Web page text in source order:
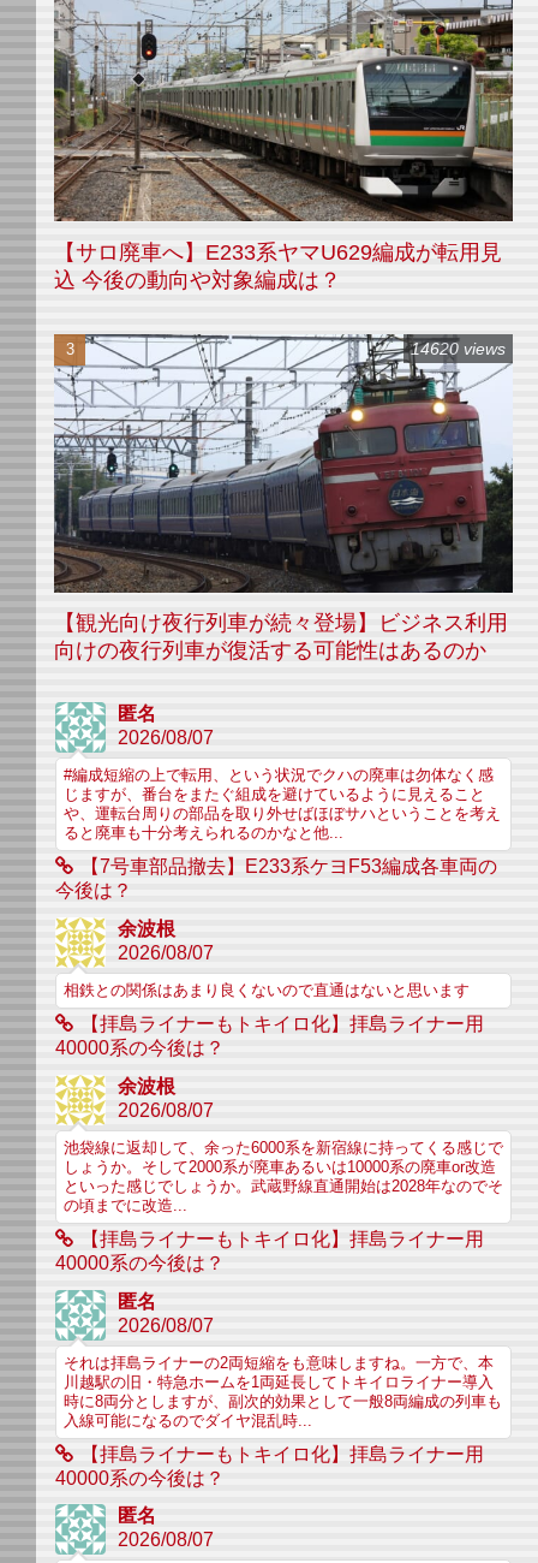
【サロ廃車へ】E233系ヤマU629編成が転用見
込 今後の動向や対象編成は？
【観光向け夜行列車が続々登場】ビジネス利用
向けの夜行列車が復活する可能性はあるのか
14620 views
匿名
2026/08/07
#編成短縮の上で転用、という状況でクハの廃車は勿体なく感
じますが、番台をまたぐ組成を避けているように見えること
や、運転台周りの部品を取り外せばほぼサハということを考え
ると廃車も十分考えられるのかなと他...
【7号車部品撤去】E233系ケヨF53編成各車両の
今後は？
余波根
2026/08/07
相鉄との関係はあまり良くないので直通はないと思います
【拝島ライナーもトキイロ化】拝島ライナー用
40000系の今後は？
余波根
2026/08/07
池袋線に返却して、余った6000系を新宿線に持ってくる感じで
しょうか。そして2000系が廃車あるいは10000系の廃車or改造
といった感じでしょうか。武蔵野線直通開始は2028年なのでそ
の頃までに改造...
【拝島ライナーもトキイロ化】拝島ライナー用
40000系の今後は？
匿名
2026/08/07
それは拝島ライナーの2両短縮をも意味しますね。一方で、本
川越駅の旧・特急ホームを1両延長してトキイロライナー導入
時に8両分としますが、副次的効果として一般8両編成の列車も
入線可能になるのでダイヤ混乱時...
【拝島ライナーもトキイロ化】拝島ライナー用
40000系の今後は？
匿名
2026/08/07